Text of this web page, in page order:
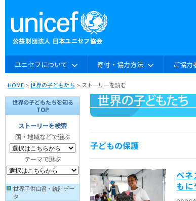
ユニセフについて 寄付・協力方法 ご協力
HOME >世界の子どもたち > ストーリーを読む
世界の子どもたちを知る
TOP
ストーリーを検索
国・地域などで選ぶ
テーマで選ぶ
世界子供白書・統計デー
タ
子どもの保護
ベネ
もに